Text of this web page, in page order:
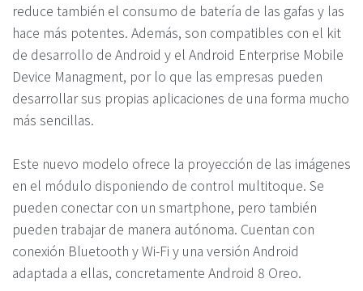
reduce también el consumo de batería de las gafas y las
hace más potentes. Además, son compatibles con el kit
de desarrollo de Android y el Android Enterprise Mobile
Device Managment, por lo que las empresas pueden
desarrollar sus propias aplicaciones de una forma mucho
más sencillas.
Este nuevo modelo ofrece la proyección de las imágenes
en el módulo disponiendo de control multitoque. Se
pueden conectar con un smartphone, pero también
pueden trabajar de manera autónoma. Cuentan con
conexión Bluetooth y Wi-Fi y una versión Android
adaptada a ellas, concretamente Android 8 Oreo.